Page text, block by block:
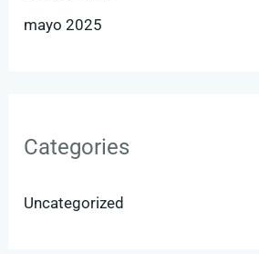
mayo 2025
Categories
Uncategorized